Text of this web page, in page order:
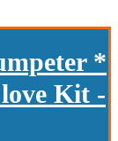
*
Kit -